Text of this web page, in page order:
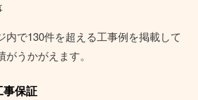
内で130件を超える工事例を掲載して
うかがえます。
事保証